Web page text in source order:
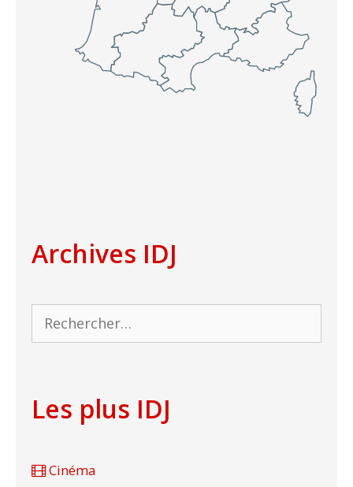
Archives IDJ
Rechercher :
Les plus IDJ
Cinéma